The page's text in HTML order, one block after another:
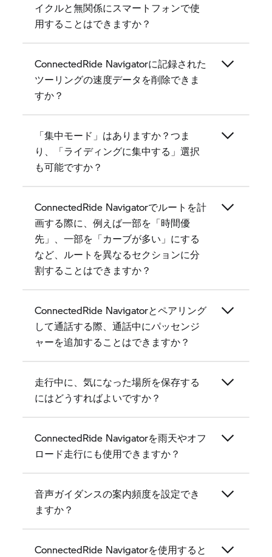
イクルと無関係にスマートフォンで使
用することはできますか？
ConnectedRide Navigatorに記録された
ツーリングの速度データを削除できま
すか？
「集中モード」はありますか？つま
り、「ライディングに集中する」選択
も可能ですか？
ConnectedRide Navigatorでルートを計
画する際に、例えば一部を「時間優
先」、一部を「カーブが多い」にする
など、ルートを異なるセクションに分
割することはできますか？
ConnectedRide Navigatorとペアリング
して通話する際、通話中にパッセンジ
ャーを追加することはできますか？
走行中に、気になった場所を保存する
にはどうすればよいですか？
ConnectedRide Navigatorを雨天やオフ
ロード走行にも使用できますか？
音声ガイダンスの案内頻度を設定でき
ますか？
ConnectedRide Navigatorを使用すると